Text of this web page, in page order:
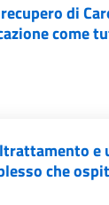
di
come
e
che